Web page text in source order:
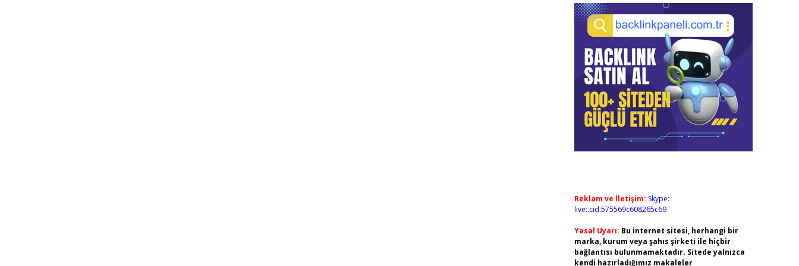
Reklam ve İletişim: Skype:
live:.cid.575569c608265c69
Yasal Uyarı: Bu internet sitesi, herhangi bir
marka, kurum veya şahıs şirketi ile hiçbir
bağlantısı bulunmamaktadır. Sitede yalnızca
kendi hazırladığımız makaleler